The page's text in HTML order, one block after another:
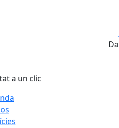
a un clic